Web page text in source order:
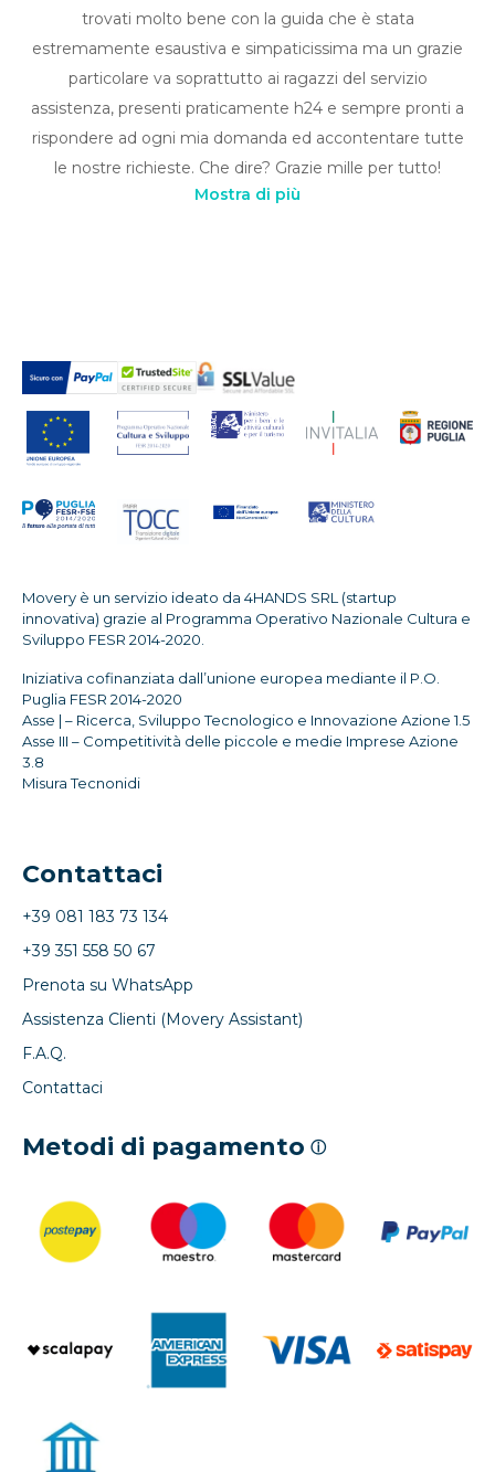
trovati molto bene con la guida che è stata
estremamente esaustiva e simpaticissima ma un grazie
particolare va soprattutto ai ragazzi del servizio
assistenza, presenti praticamente h24 e sempre pronti a
rispondere ad ogni mia domanda ed accontentare tutte
le nostre richieste. Che dire? Grazie mille per tutto!
Mostra di più
Movery è un servizio ideato da 4HANDS SRL (startup
innovativa) grazie al Programma Operativo Nazionale Cultura e
Sviluppo FESR 2014-2020.
Iniziativa cofinanziata dall’unione europea mediante il P.O.
Puglia FESR 2014-2020
Asse | – Ricerca, Sviluppo Tecnologico e Innovazione Azione 1.5
Asse III – Competitività delle piccole e medie Imprese Azione
3.8
Misura Tecnonidi
Contattaci
+39 081 183 73 134
+39 351 558 50 67
Prenota su WhatsApp
Assistenza Clienti (Movery Assistant)
F.A.Q.
Contattaci
Metodi di pagamento ⓘ